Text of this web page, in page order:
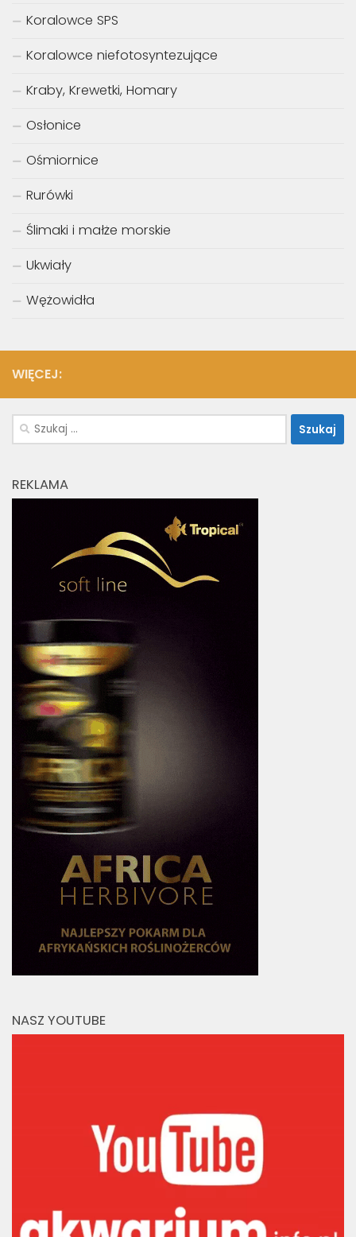
Koralowce SPS
Koralowce niefotosyntezujące
Kraby, Krewetki, Homary
Osłonice
Ośmiornice
Rurówki
Ślimaki i małże morskie
Ukwiały
Wężowidła
WIĘCEJ:
Szukaj:
REKLAMA
NASZ YOUTUBE